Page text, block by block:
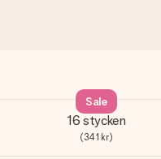
16 stycken
(341 kr)
Sale